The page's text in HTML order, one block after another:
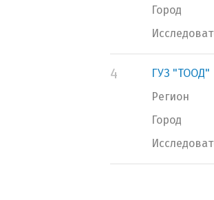
Город
4
ГУЗ "ТООД"
Регион
Город